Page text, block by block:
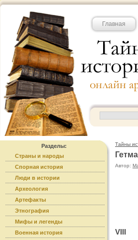
Главная
Разделы:
Страны и народы
Спорная история
Люди в истории
Археология
Артефакты
Этнография
Мифы и легенды
Военная история
Тайны
Автор:
VIII